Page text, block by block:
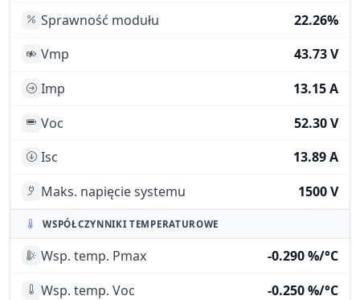
Sprawność modułu
22.26%
Vmp
43.73 V
Imp
13.15 A
Voc
52.30 V
Isc
13.89 A
Maks. napięcie systemu
1500 V
WSPÓŁCZYNNIKI TEMPERATUROWE
Wsp. temp. Pmax
-0.290 %/°C
Wsp. temp. Voc
-0.250 %/°C